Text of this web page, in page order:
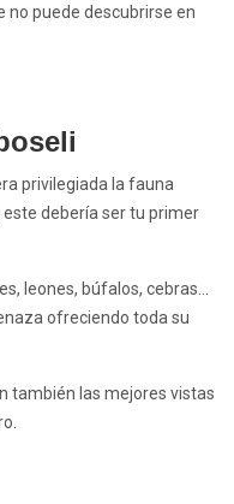
no puede descubrirse en
privilegiada la fauna
debería ser tu primer
leones, búfalos, cebras…
ofreciendo toda su
también las mejores vistas